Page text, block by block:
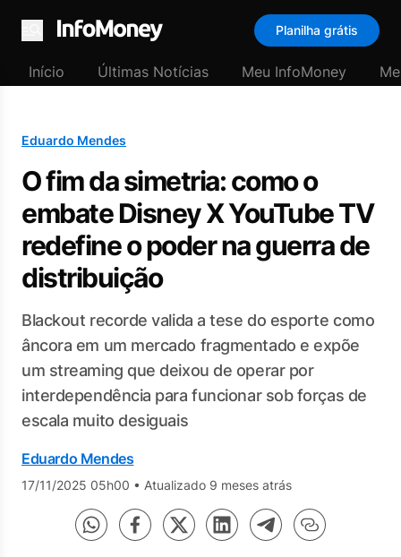
Menu
Planilha grátis
Início Últimas Notícias Meu InfoMoney
Eduardo Mendes
O fim da simetria: como o
embate Disney X YouTube TV
redefine o poder na guerra de
distribuição
Blackout recorde valida a tese do esporte como
âncora em um mercado fragmentado e expõe
um streaming que deixou de operar por
interdependência para funcionar sob forças de
escala muito desiguais
Eduardo Mendes
17/11/2025 05h00 • Atualizado 9 meses atrás